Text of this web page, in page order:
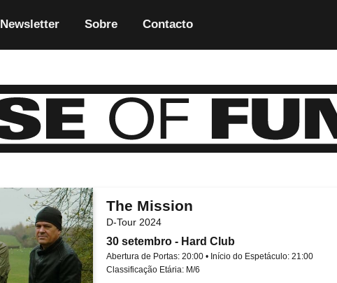
Newsletter Sobre Contacto
The Mission
D-Tour 2024
30 setembro - Hard Club
Abertura de Portas: 20:00 • Início do Espetáculo: 21:00
Classificação Etária: M/6